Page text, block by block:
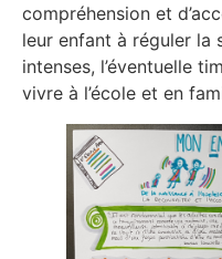
compréhension et
leur enfant à réguler la
intenses, l’éventuelle
vivre à l’école et en